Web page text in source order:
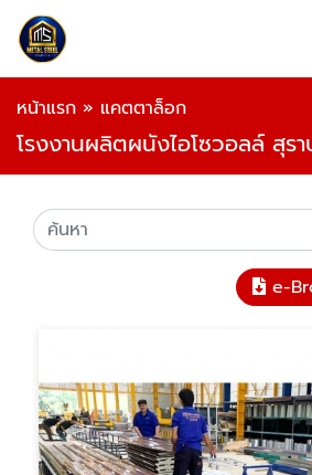
หน้าแรก » แคตตาล็อก
โรงงานผลิตผนังไอโซวอลล์ สุร
e-